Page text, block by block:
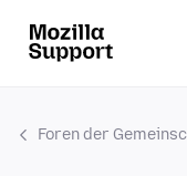
Foren der